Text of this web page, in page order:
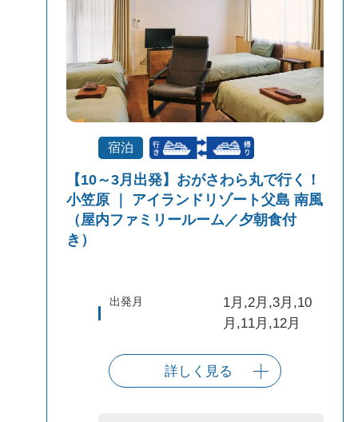
宿泊
【10～3月出発】おがさわら丸で行く！
小笠原 ｜ アイランドリゾート父島 南風
（屋内ファミリールーム／夕朝食付
き）
出発月
1月,2月,3月,10
月,11月,12月
出発港
東京（竹芝客船
詳しく見る